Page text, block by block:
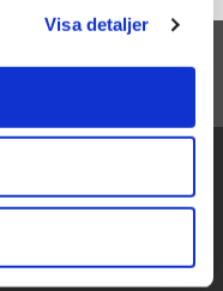
Visa detaljer